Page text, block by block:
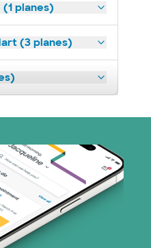
planes)
(3 planes)